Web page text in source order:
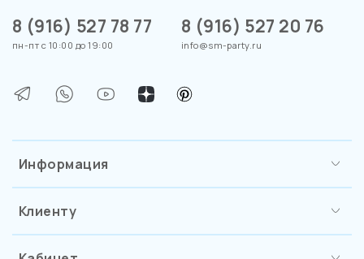
Информация
Клиенту
8 (916) 527 78 77
пн-пт с 10:00 до 19:00
8 (916) 527 20 76
info@sm-party.ru